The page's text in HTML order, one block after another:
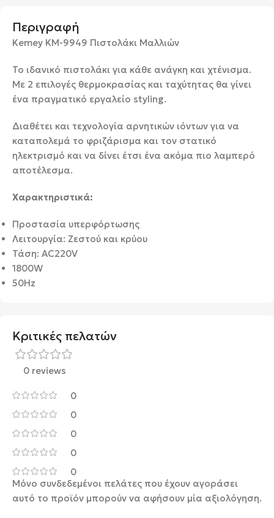
Περιγραφή
Kemey KM-9949 Πιστολάκι Μαλλιών
Το ιδανικό πιστολάκι για κάθε ανάγκη και χτένισμα.
Με 2 επιλογές θερμοκρασίας και ταχύτητας θα γίνει
ένα πραγματικό εργαλείο styling.
Διαθέτει και τεχνολογία αρνητικών ιόντων για να
καταπολεμά το φριζάρισμα και τον στατικό
ηλεκτρισμό και να δίνει έτσι ένα ακόμα πιο λαμπερό
αποτέλεσμα.
Χαρακτηριστικά:
Προστασία υπερφόρτωσης
Λειτουργία: Ζεστού και κρύου
Τάση: AC220V
1800W
50Hz
Κριτικές πελατών
0 reviews
0
0
0
0
0
Μόνο συνδεδεμένοι πελάτες που έχουν αγοράσει
αυτό το προϊόν μπορούν να αφήσουν μία αξιολόγηση.